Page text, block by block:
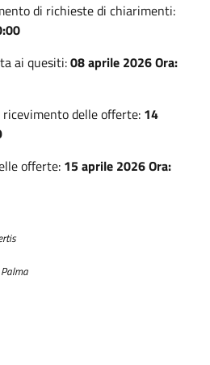
di richieste di chiarimenti:
ai quesiti:08 aprile 2026 Ora:
delle offerte: 14
offerte: 15 aprile 2026 Ora: